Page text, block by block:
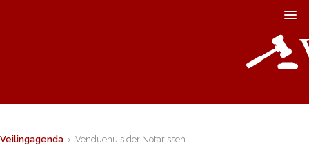
Veilingagenda › Venduehuis der Notarissen